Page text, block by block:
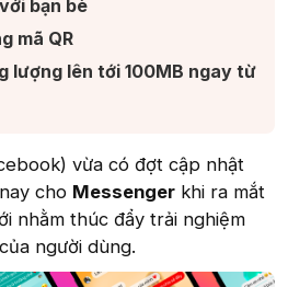
bạn bè​
mã QR​
lượng lên tới 100MB ngay từ
vừa có đợt cập nhật
cho Messenger khi ra mắt
nhằm thúc đẩy trải nghiệm
người dùng.